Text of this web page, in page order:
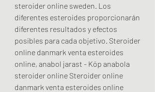
steroider online sweden. Los
diferentes esteroides proporcionarán
diferentes resultados y efectos
posibles para cada objetivo. Steroider
online danmark venta esteroides
online, anabol jarast - Köp anabola
steroider online Steroider online
danmark venta esteroides online